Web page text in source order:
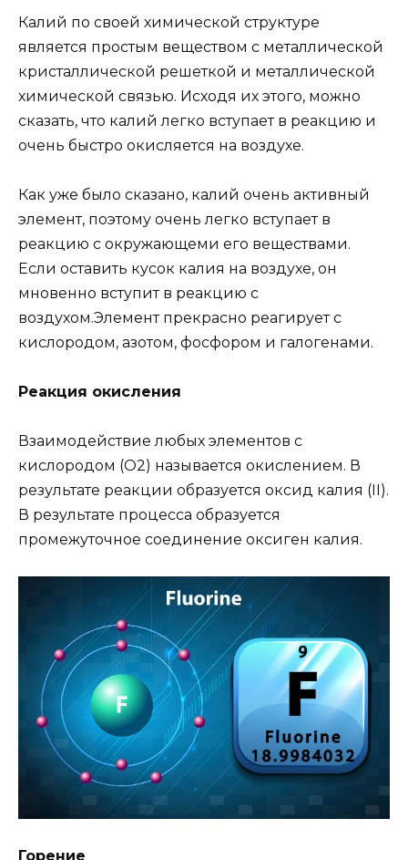
Калий по своей химической структуре
является простым веществом с металлической
кристаллической решеткой и металлической
химической связью. Исходя их этого, можно
сказать, что калий легко вступает в реакцию и
очень быстро окисляется на воздухе.
Как уже было сказано, калий очень активный
элемент, поэтому очень легко вступает в
реакцию с окружающеми его веществами.
Если оставить кусок калия на воздухе, он
мновенно вступит в реакцию с
воздухом.Элемент прекрасно реагирует с
кислородом, азотом, фосфором и галогенами.
Реакция окисления
Взаимодействие любых элементов с
кислородом (О2) называется окислением. В
результате реакции образуется оксид калия (II).
В результате процесса образуется
промежуточное соединение оксиген калия.
Горение